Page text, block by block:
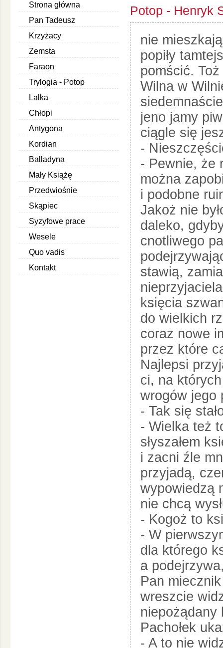
Strona główna
Pan Tadeusz
Krzyżacy
Zemsta
Faraon
Trylogia - Potop
Lalka
Chłopi
Antygona
Kordian
Balladyna
Mały Książę
Przedwiośnie
Skąpiec
Syzyfowe prace
Wesele
Quo vadis
Kontakt
Potop - Henryk
nie
popiły
pomścić.
Wilna w
jeno jamy
ciągle się
-
- Pewnie, że
można
i podobne
Jakoż nie
daleko,
cnotliwego
stawią,
księcia
do wielkich
coraz nowe
przez które
Najlepsi
ci, na
wrogów jego
- Tak się
- Wielka też
słyszałem
i zacni źle
przyjadą,
wypowiedzą
nie chcą
- Kogoż to
- W
dla którego
a
Pan
wreszcie
niepożądany
Pachołek
- A to nie